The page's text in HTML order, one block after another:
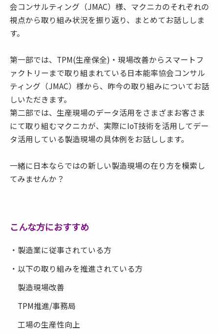
会コンサルティング（JMAC）様、マクニカのそれぞれの
視点から取り組み状況を振り返り、まとめてお話ししま
す。
第一部では、TPM(生産保全)・現場改善からスマートフ
ァクトリーまで取り組まれている日本能率協会コンサル
ティング（JMAC）様から、昨今の取り組みについてお話
しいただきます。
第二部では、生産現場のデータ活用をさまざまお客さま
にて取り組むマクニカが、実際にIoT技術を活用してデー
タ活用している製造現場の具体例をお話しします。
一緒に日本ならではの新しい製造現場の在り方を模索し
てみませんか？
こんな方におすすめ
・製造業に従事されている方
・以下の取り組みを推進されている方
製造現場改善
TPM推進/事務局
工場の生産性向上